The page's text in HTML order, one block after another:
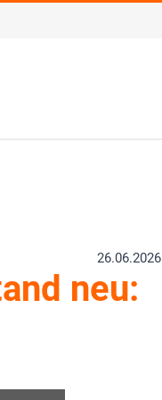
26.06.2026
neu: